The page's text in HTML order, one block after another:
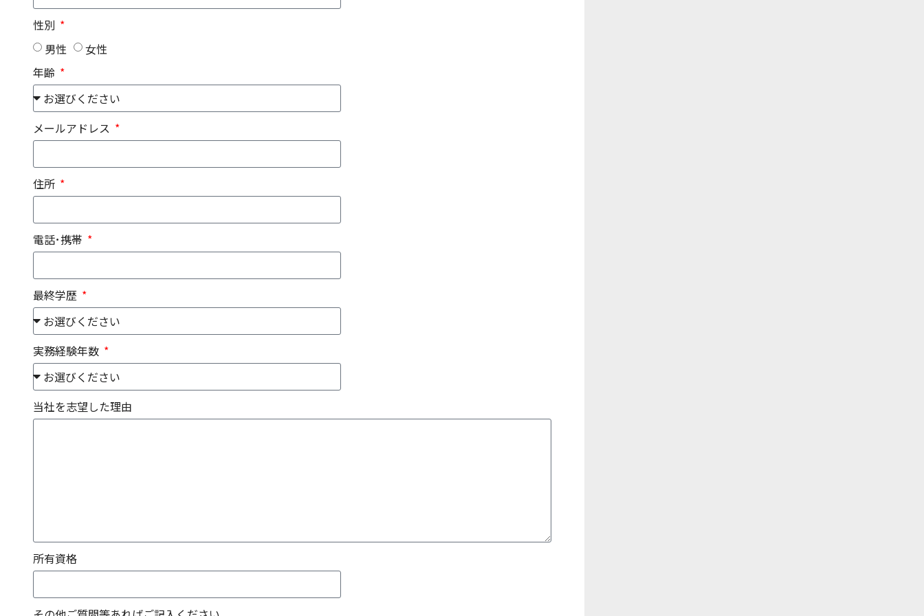
性別
男性
女性
年齢
メールアドレス
住所
電話･携帯
最終学歴
実務経験年数
当社を志望した理由
所有資格